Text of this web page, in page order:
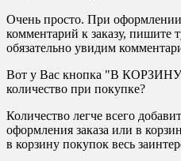
Очень просто. При оформлении
комментарий к заказу, пишите
обязательно увидим
Вот у Вас кнопка "В КОРЗИНУ "
количество при покупке?
Количество легче всего
оформления заказа или в
в корзину покупок весь